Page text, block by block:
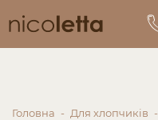
Головна Для хлопчиків